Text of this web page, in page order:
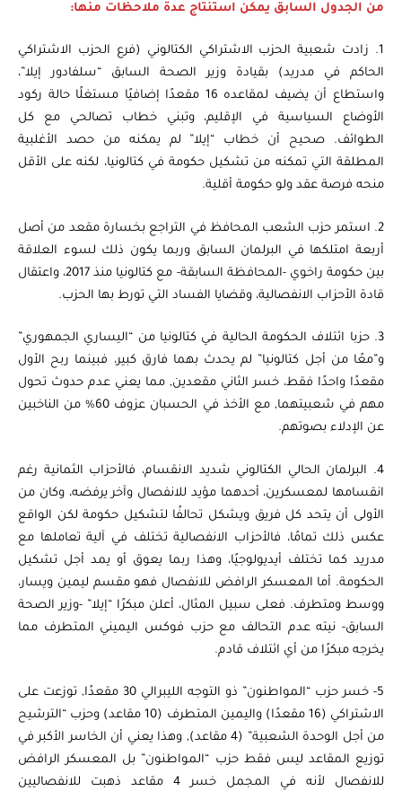
من الجدول السابق يمكن استنتاج عدة ملاحظات منها:
1. زادت شعبية الحزب الاشتراكي الكتالوني (فرع الحزب الاشتراكي
الحاكم في مدريد) بقيادة وزير الصحة السابق “سلفادور إيلا”،
واستطاع أن يضيف لمقاعده 16 مقعدًا إضافيًا مستغلًا حالة ركود
الأوضاع السياسية في الإقليم، وتبني خطاب تصالحي مع كل
الطوائف. صحيح أن خطاب “إيلا” لم يمكنه من حصد الأغلبية
المطلقة التي تمكنه من تشكيل حكومة في كتالونيا، لكنه على الأقل
منحه فرصة عقد ولو حكومة أقلية.
2. استمر حزب الشعب المحافظ في التراجع بخسارة مقعد من أصل
أربعة امتلكها في البرلمان السابق وربما يكون ذلك لسوء العلاقة
بين حكومة راخوي -المحافظة السابقة- مع كتالونيا منذ 2017، واعتقال
قادة الأحزاب الانفصالية، وقضايا الفساد التي تورط بها الحزب.
3. حزبا ائتلاف الحكومة الحالية في كتالونيا من “اليساري الجمهوري”
و”معًا من أجل كتالونيا” لم يحدث بهما فارق كبير، فبينما ربح الأول
مقعدًا واحدًا فقط، خسر الثاني مقعدين, مما يعني عدم حدوث تحول
مهم في شعبيتهما, مع الأخذ في الحسبان عزوف 60% من الناخبين
عن الإدلاء بصوتهم.
4. البرلمان الحالي الكتالوني شديد الانقسام، فالأحزاب الثمانية رغم
انقسامها لمعسكرين، أحدهما مؤيد للانفصال وآخر يرفضه، وكان من
الأولى أن يتحد كل فريق ويشكل تحالفًا لتشكيل حكومة لكن الواقع
عكس ذلك تمامًا، فالأحزاب الانفصالية تختلف في آلية تعاملها مع
مدريد كما تختلف أيديولوجيًا، وهذا ربما يعوق أو يمد أجل تشكيل
الحكومة. أما المعسكر الرافض للانفصال فهو مقسم ليمين ويسار،
ووسط ومتطرف. فعلى سبيل المثال، أعلن مبكرًا “إيلا” -وزير الصحة
السابق- نيته عدم التحالف مع حزب فوكس اليميني المتطرف مما
يخرجه مبكرًا من أي ائتلاف قادم.
5- خسر حزب “المواطنون” ذو التوجه الليبرالي 30 مقعدًا, توزعت على
الاشتراكي (16 مقعدًا) واليمين المتطرف (10 مقاعد) وحزب “الترشيح
من أجل الوحدة الشعبية” (4 مقاعد), وهذا يعني أن الخاسر الأكبر في
توزيع المقاعد ليس فقط حزب “المواطنون” بل المعسكر الرافض
للانفصال لأنه في المجمل خسر 4 مقاعد ذهبت للانفصاليين